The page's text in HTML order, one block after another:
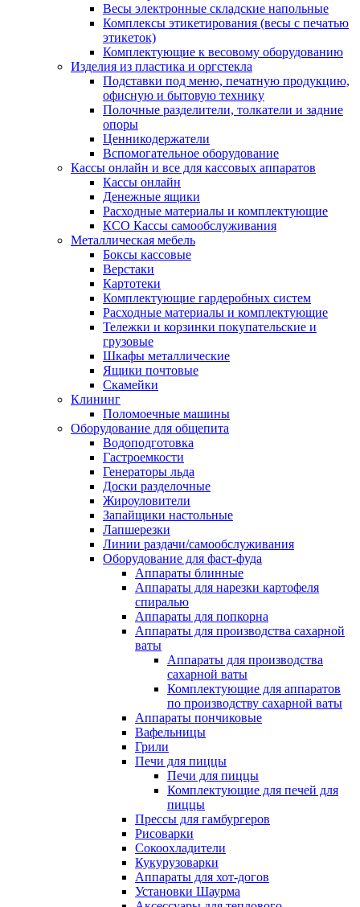
Весы электронные складские напольные
Комплексы этикетирования (весы с печатью
этикеток)
Комплектующие к весовому оборудованию
Изделия из пластика и оргстекла
Подставки под меню, печатную продукцию,
офисную и бытовую технику
Полочные разделители, толкатели и задние
опоры
Ценникодержатели
Вспомогательное оборудование
Кассы онлайн и все для кассовых аппаратов
Кассы онлайн
Денежные ящики
Расходные материалы и комплектующие
КСО Кассы самообслуживания
Металлическая мебель
Боксы кассовые
Верстаки
Картотеки
Комплектующие гардеробных систем
Расходные материалы и комплектующие
Тележки и корзинки покупательские и
грузовые
Шкафы металлические
Ящики почтовые
Скамейки
Клининг
Поломоечные машины
Оборудование для общепита
Водоподготовка
Гастроемкости
Генераторы льда
Доски разделочные
Жироуловители
Запайщики настольные
Лапшерезки
Линии раздачи/самообслуживания
Оборудование для фаст-фуда
Аппараты блинные
Аппараты для нарезки картофеля
спиралью
Аппараты для попкорна
Аппараты для производства сахарной
ваты
Аппараты для производства
сахарной ваты
Комплектующие для аппаратов
по производству сахарной ваты
Аппараты пончиковые
Вафельницы
Грили
Печи для пиццы
Печи для пиццы
Комплектующие для печей для
пиццы
Прессы для гамбургеров
Рисоварки
Сокоохладители
Кукурузоварки
Аппараты для хот-догов
Установки Шаурма